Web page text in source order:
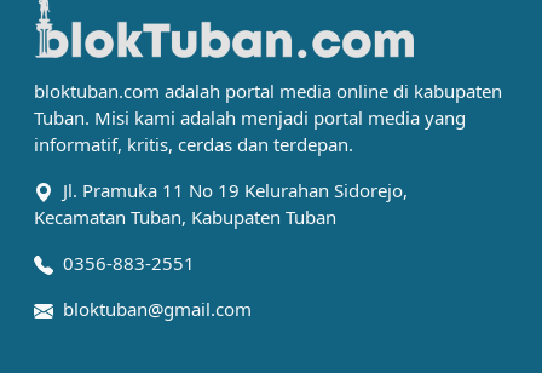
bloktuban.com adalah portal media online di kabupaten
Tuban. Misi kami adalah menjadi portal media yang
informatif, kritis, cerdas dan terdepan.
Jl. Pramuka 11 No 19 Kelurahan Sidorejo,
Kecamatan Tuban, Kabupaten Tuban
0356-883-2551
bloktuban@gmail.com